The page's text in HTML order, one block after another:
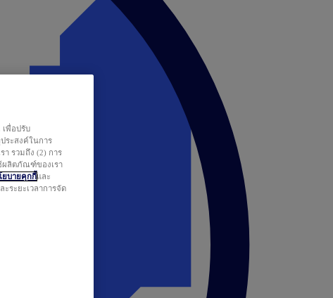
พื่อปรับ
ระสงค์ในการ
รวมถึง (2) การ
ผลิตภัณฑ์ของเรา
ยบายคุกกี้และ
ระยะเวลาการจัด